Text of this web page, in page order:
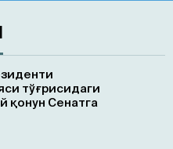
тўғрисидаги
қонун Сенатга